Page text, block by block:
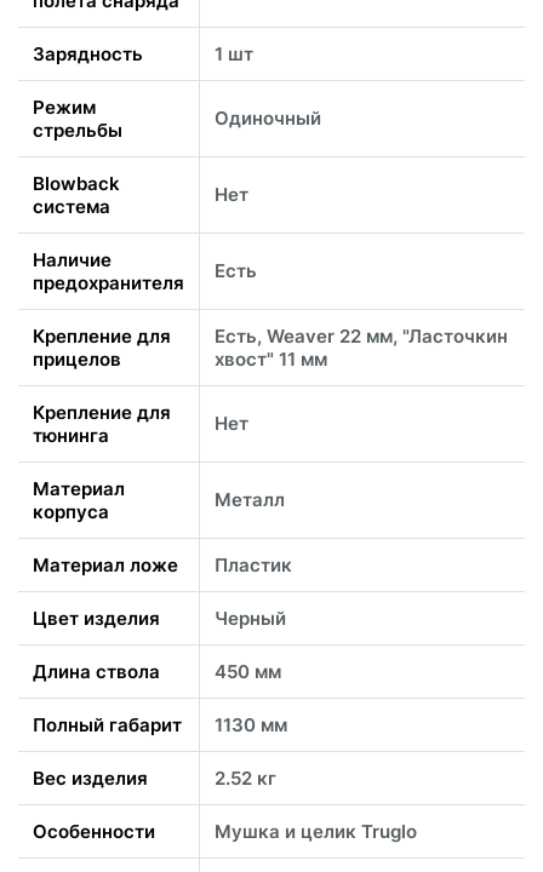
Зарядность 1 шт
Режим
стрельбы
Одиночный
Blowback
система
Нет
Наличие
предохранителя
Есть
Крепление для
прицелов
Есть, Weaver 22 мм, "Ласточкин
хвост" 11 мм
Крепление для
тюнинга
Нет
Материал
корпуса
Металл
Материал ложе Пластик
Цвет изделия Черный
Длина ствола 450 мм
Полный габарит 1130 мм
Вес изделия 2.52 кг
Особенности Мушка и целик Truglo